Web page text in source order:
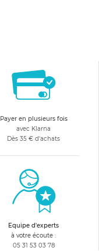
Payer en plusieurs fois
avec Klarna
Dès 35 € d'achats
Equipe d'experts
à votre écoute :
05 31 53 03 78